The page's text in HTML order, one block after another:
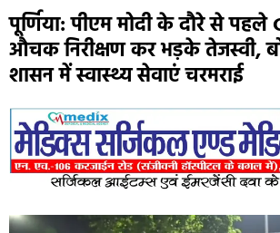
पूर्णिया: पीएम मोदी के दौरे से पहले
औचक निरीक्षण कर भड़के तेजस्वी,
शासन में स्वास्थ्य सेवाएं चरमराई